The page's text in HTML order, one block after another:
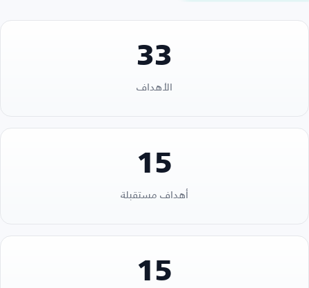
33
الأهداف
15
أهداف مستقبلة
15